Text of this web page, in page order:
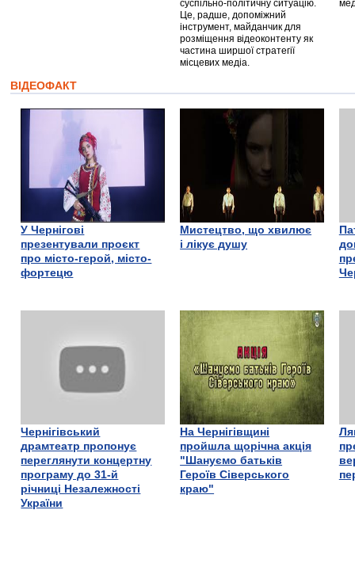
суспільно-політичну ситуацію.
Це, радше, допоміжний
інструмент, майданчик для
розміщення відеоконтенту як
частина ширшої стратегії
місцевих медіа.
ВІДЕОФАКТ
У Чернігові
презентували проєкт
про місто-герой, місто-
фортецю
Мистецтво, що хвилює
і лікує душу
Чернігівський
драмтеатр пропонує
переглянути концертну
програму до 31-й
річниці Незалежності
України
На Чернігівщині
пройшла щорічна акція
"Шануємо батьків
Героїв Сіверського
краю"